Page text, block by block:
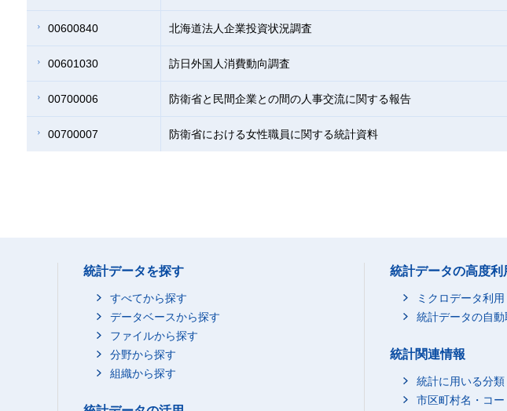
00600840 北海道法人企業投資状況調査
00601030 訪日外国人消費動向調査
00700006 防衛省と民間企業との間の人事交流に関する報告
00700007 防衛省における女性職員に関する統計資料
統計データを探す
すべてから探す
データベースから探す
ファイルから探す
分野から探す
組織から探す
統計データの高度利
ミクロデータ利用
統計データの自動
統計関連情報
統計に用いる分
市区町村名・コー